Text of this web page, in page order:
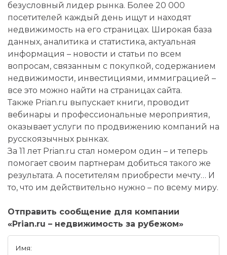
безусловный лидер рынка. Более 20 000
посетителей каждый день ищут и находят
недвижимость на его страницах. Широкая база
данных, аналитика и статистика, актуальная
информация – новости и статьи по всем
вопросам, связанным с покупкой, содержанием
недвижимости, инвестициями, иммиграцией –
все это можно найти на страницах сайта.
Также Prian.ru выпускает книги, проводит
вебинары и профессиональные мероприятия,
оказывает услуги по продвижению компаний на
русскоязычных рынках.
За 11 лет Prian.ru стал номером один – и теперь
помогает своим партнерам добиться такого же
результата. А посетителям приобрести мечту… И
то, что им действительно нужно – по всему миру.
Отправить сообщение для компании
«Prian.ru – недвижимость за рубежом»
Имя: